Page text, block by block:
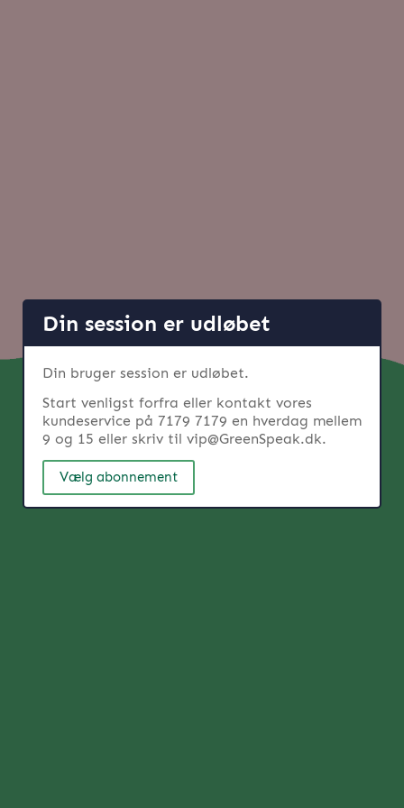
Din session er udløbet
Din bruger session er udløbet.
Start venligst forfra eller kontakt vores
kundeservice på 7179 7179 en hverdag mellem
9 og 15 eller skriv til vip@GreenSpeak.dk.
Vælg abonnement